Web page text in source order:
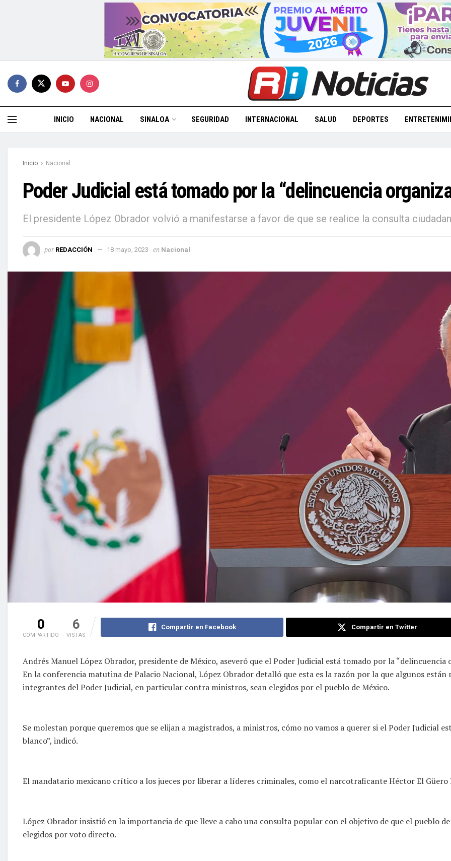
INICIO NACIONAL SINALOA SEGURIDAD INTERNACIONAL SALUD DEPORTES
Inicio Nacional
Poder Judicial está tomado por la “delincuencia
El presidente López Obrador volvió a manifestarse a favor de que se realice la consulta
por REDACCIÓN 18 mayo, 2023 en Nacional
0
COMPARTIDO
6
VISTAS
Compartir en Facebook Compartir en Twitter
Andrés Manuel López Obrador, presidente de México, aseveró que el Poder Judicial está tomado por la “delincuencia
En la conferencia matutina de Palacio Nacional, López Obrador detalló que esta es la razón por la que algunos están
integrantes del Poder Judicial, en particular contra ministros, sean elegidos por el pueblo de México.
Se molestan porque queremos que se elijan a magistrados, a ministros, cómo no vamos a querer si el Poder Judicial
blanco”, indicó.
El mandatario mexicano crítico a los jueces por liberar a líderes criminales, como el narcotraficante Héctor El Güero
López Obrador insistió en la importancia de que lleve a cabo una consulta popular con el objetivo de que el pueblo
elegidos por voto directo.